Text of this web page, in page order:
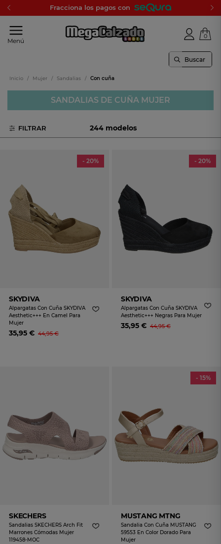
Fracciona los pagos con
Menú
0
Inicio / Mujer / Sandalias / Con cuña
SANDALIAS DE CUÑA MUJER
Lee mas
FILTRAR 244 modelos
- 20%
SKYDIVA
Alpargatas Con Cuña SKYDIVA
Aesthetic+++ En Camel Para
Mujer
35,95 € 44,95 €
- 20%
SKYDIVA
Alpargatas Con Cuña SKYDIVA
Aesthetic+++ Negras Para Mujer
35,95 € 44,95 €
SKECHERS
Sandalias SKECHERS Arch Fit
Marrones Cómodas Mujer
119458-MOC
- 15%
MUSTANG MTNG
Sandalia Con Cuña MUSTANG
59553 En Color Dorado Para
Mujer